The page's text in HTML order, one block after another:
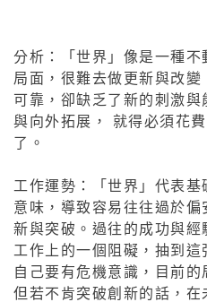
分析：「世界」像是一種不
局面，很難去做更新與改變
可靠，卻缺乏了新的刺激與
與向外拓展， 就得必須花
了。
工作運勢：「世界」代表基
意味，導致容易往往過於偏
新與突破。過往的成功與經
工作上的一個阻礙，抽到這
自己要有危機意識，目前的
但若不肯突破創新的話，在